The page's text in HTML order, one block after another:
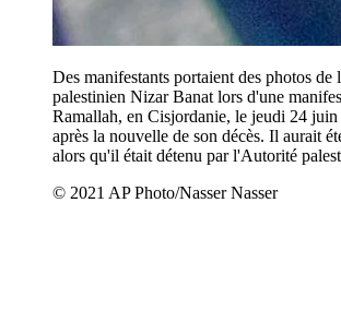
Des manifestants portaient des photos de
palestinien Nizar Banat lors d'une
Ramallah, en Cisjordanie, le jeudi 24 juin
après la nouvelle de son décès. Il aurait
alors qu'il était détenu par l'Autorité
© 2021 AP Photo/Nasser Nasser